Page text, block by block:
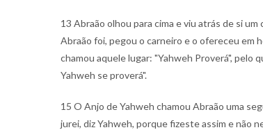
13 Abraão olhou para cima e viu atrás de si
Abraão foi, pegou o carneiro e o ofereceu em
chamou aquele lugar: "Yahweh Proverá", pelo
Yahweh se proverá".
15 O Anjo de Yahweh chamou Abraão uma
jurei, diz Yahweh, porque fizeste assim e não